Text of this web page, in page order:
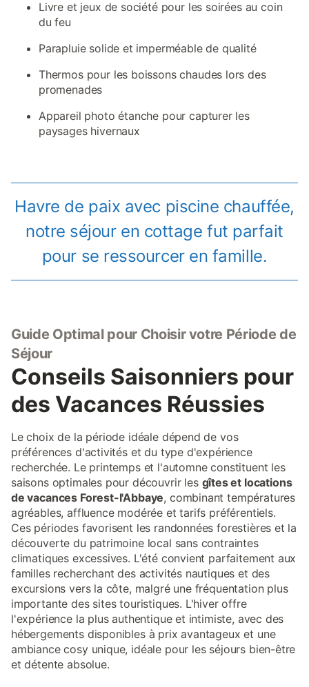
Livre et jeux de société pour les soirées au coin
du feu
Parapluie solide et imperméable de qualité
Thermos pour les boissons chaudes lors des
promenades
Appareil photo étanche pour capturer les
paysages hivernaux
Havre de paix avec piscine chauffée,
notre séjour en cottage fut parfait
pour se ressourcer en famille.
Guide Optimal pour Choisir votre Période de
Séjour
Conseils Saisonniers pour
des Vacances Réussies
Le choix de la période idéale dépend de vos
préférences d'activités et du type d'expérience
recherchée. Le printemps et l'automne constituent les
saisons optimales pour découvrir les gîtes et locations
de vacances Forest-l'Abbaye, combinant températures
agréables, affluence modérée et tarifs préférentiels.
Ces périodes favorisent les randonnées forestières et la
découverte du patrimoine local sans contraintes
climatiques excessives. L'été convient parfaitement aux
familles recherchant des activités nautiques et des
excursions vers la côte, malgré une fréquentation plus
importante des sites touristiques. L'hiver offre
l'expérience la plus authentique et intimiste, avec des
hébergements disponibles à prix avantageux et une
ambiance cosy unique, idéale pour les séjours bien-être
et détente absolue.